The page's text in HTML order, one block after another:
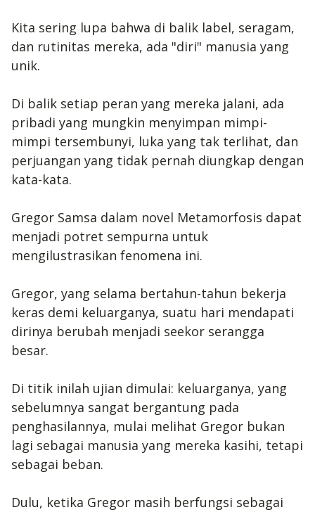
Kita sering lupa bahwa di balik label, seragam,
dan rutinitas mereka, ada "diri" manusia yang
unik.
Di balik setiap peran yang mereka jalani, ada
pribadi yang mungkin menyimpan mimpi-
mimpi tersembunyi, luka yang tak terlihat, dan
perjuangan yang tidak pernah diungkap dengan
kata-kata.
Gregor Samsa dalam novel Metamorfosis dapat
menjadi potret sempurna untuk
mengilustrasikan fenomena ini.
Gregor, yang selama bertahun-tahun bekerja
keras demi keluarganya, suatu hari mendapati
dirinya berubah menjadi seekor serangga
besar.
Di titik inilah ujian dimulai: keluarganya, yang
sebelumnya sangat bergantung pada
penghasilannya, mulai melihat Gregor bukan
lagi sebagai manusia yang mereka kasihi, tetapi
sebagai beban.
Dulu, ketika Gregor masih berfungsi sebagai